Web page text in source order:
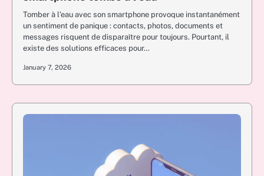
Tomber à l’eau avec son smartphone provoque instantanément
un sentiment de panique : contacts, photos, documents et
messages risquent de disparaître pour toujours. Pourtant, il
existe des solutions efficaces pour…
January 7, 2026